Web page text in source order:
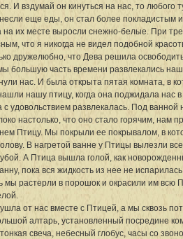
И вздумай он кинуться на нас, то любого
еще еды, он стал более покладистым
на их месте выросли снежно-белые. При
что я никогда не видел подобной
дружелюбно, что Дева решила освободить
большую часть времени развлекались
нас. И была открыта пятая комната, в
нашу птицу, когда она поджидала нас
с удовольствием развлекалась. Под
настолько, что оно стало горячим, нам
Птицу. Мы покрыли ее покрывалом, в
В нагретой ванне у Птицы вылезли
А Птица вышла голой, как
пока вся жидкость из нее не
мы растерли в порошок и окрасили им всю
от нас вместе с Птицей, а мы сквозь
алтарь, установленный посредине
свеча, небесный глобус, часы со